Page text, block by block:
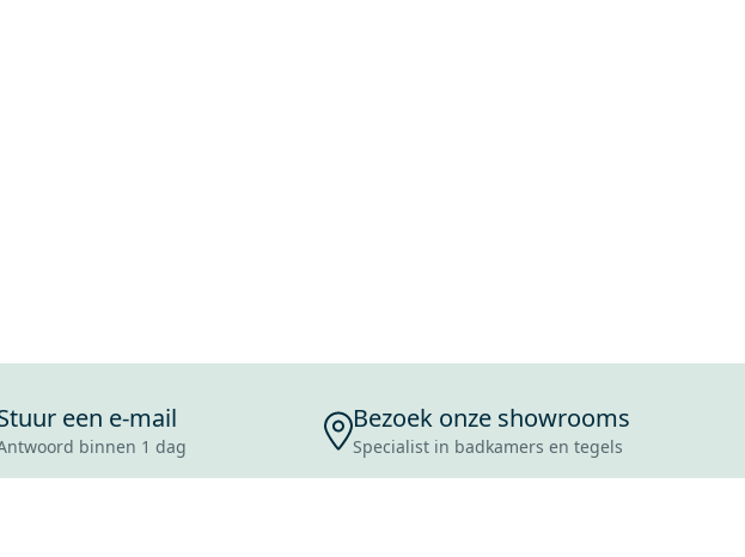
een e-mail
binnen 1 dag
Bezoek onze showrooms
Specialist in badkamers en tegels